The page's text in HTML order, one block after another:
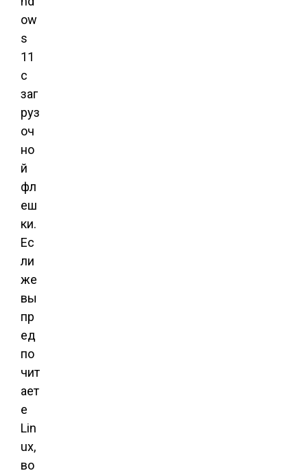
ow
s
11
с
заг
руз
оч
но
й
фл
еш
ки.
Ес
ли
же
вы
пр
ед
по
чит
ает
е
Lin
ux,
во